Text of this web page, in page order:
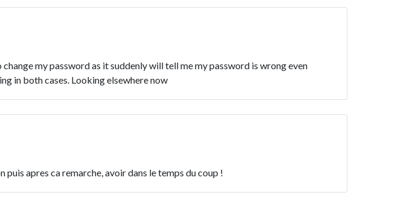
my password as it suddenly will tell me my password is wrong even
in both cases. Looking elsewhere now
puis apres ca remarche, avoir dans le temps du coup !